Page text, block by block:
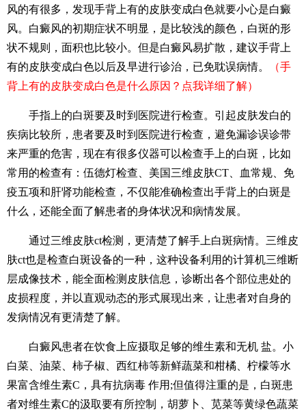
风的有很多，发现手背上有的皮肤变成白色就要小心是白癜
风。白癜风的初期症状不明显，是比较浅的颜色，白斑的形
状不规则，面积也比较小。但是白癜风易扩散，建议手背上
有的皮肤变成白色以后及早进行诊治，已免耽误病情。
（手
背上有的皮肤变成白色是什么原因？点我详细了解）
手指上的白斑要及时到医院进行检查。引起皮肤发白的
疾病比较所，患者要及时到医院进行检查，避免漏诊误诊带
来严重的危害，现在有很多仪器可以检查手上的白斑，比如
常用的检查有：伍德灯检查、美国三维皮肤CT、血常规、免
疫五项和肝肾功能检查，不仅能准确检查出手背上的白斑是
什么，还能全面了解患者的身体状况和病情发展。
通过三维皮肤ct检测，更清楚了解手上白斑病情。三维皮
肤ct也是检查白斑设备的一种，这种设备利用的计算机三维断
层成像技术，能全面检测皮肤信息，诊断出各个部位患处的
皮损程度，并以直观动态的形式展现出来，让患者对自身的
发病情况有更清楚了解。
白癜风患者在饮食上应摄取足够的维生素和无机 盐。小
白菜、油菜、柿子椒、西红柿等新鲜蔬菜和柑橘、柠檬等水
果富含维生素C，具有抗病毒 作用;但值得注重的是，白斑患
者对维生素C的汲取要有所控制，胡萝卜、苋菜等黄绿色蔬菜